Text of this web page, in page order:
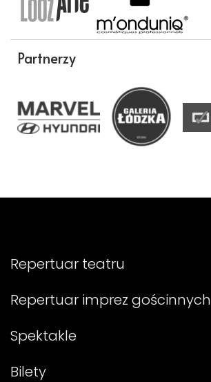
Partnerzy
Repertuar teatru
Repertuar imprez gościnnych
Spektakle
Bilety